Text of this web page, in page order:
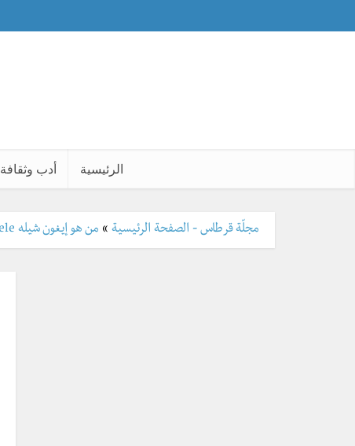
الرئيسية أدب وثقافة
مجلّة قرطاس - الصفحة الرئيسية » من هو إيغون شيله Egon Schiele الذي يحظى بقداسة حتّى اليوم؟